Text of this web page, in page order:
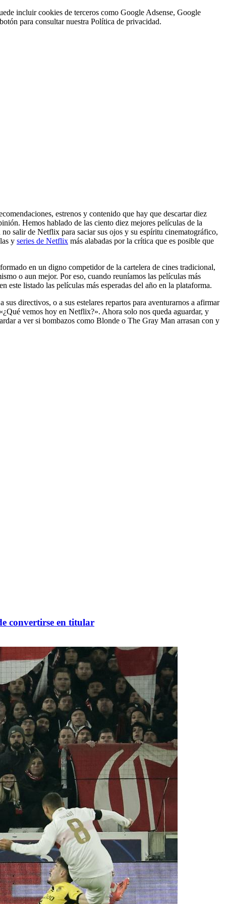
incluir cookies de terceros como Google Adsense, Google
para consultar nuestra Política de privacidad.
estrenos y contenido que hay que descartar diez
Hemos hablado de las ciento diez mejores películas de la
salir de Netflix para saciar sus ojos y su espíritu cinematográfico,
y series de Netflix más alabadas por la crítica que es posible que
en un digno competidor de la cartelera de cines tradicional,
o aun mejor. Por eso, cuando reuníamos las películas más
listado las películas más esperadas del año en la plataforma.
directivos, o a sus estelares repartos para aventurarnos a afirmar
vemos hoy en Netflix?». Ahora solo nos queda aguardar, y
a ver si bombazos como Blonde o The Gray Man arrasan con y
convertirse en titular